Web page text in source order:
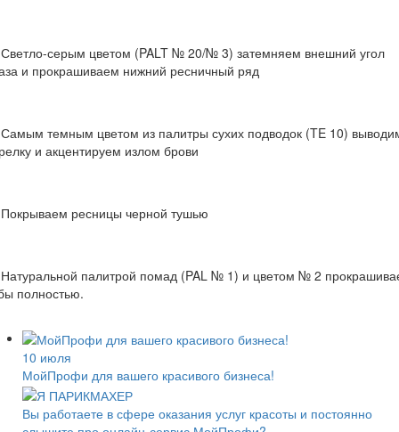
серым цветом (PALT № 20/№ 3) затемняем внешний угол
и прокрашиваем нижний ресничный ряд
темным цветом из палитры сухих подводок (TE 10)
и акцентируем излом брови
ресницы черной тушью
палитрой помад (PAL № 1) и цветом № 2
полностью.
10 июля
МойПрофи для вашего красивого бизнеса!
Вы работаете в сфере оказания услуг красоты и ​​постоянно